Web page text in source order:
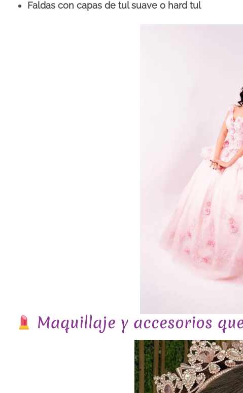
Faldas con capas de tul suave o hard tul
Maquillaje y accesorios